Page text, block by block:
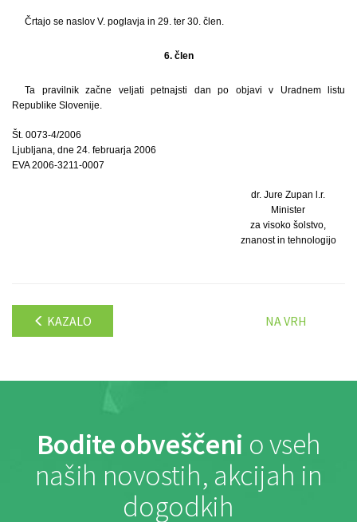
Črtajo se naslov V. poglavja in 29. ter 30. člen.
6. člen
Ta pravilnik začne veljati petnajsti dan po objavi v Uradnem listu
Republike Slovenije.
Št. 0073-4/2006
Ljubljana, dne 24. februarja 2006
EVA 2006-3211-0007
dr. Jure Zupan l.r.
Minister
za visoko šolstvo,
znanost in tehnologijo
KAZALO NA VRH
Bodite obveščeni o vseh
naših novostih, akcijah in
dogodkih